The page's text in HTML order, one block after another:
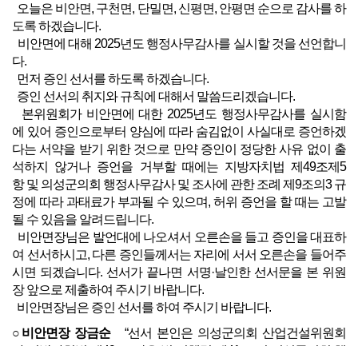
오늘은 비안면, 구천면, 단밀면, 신평면, 안평면 순으로 감사를 하
도록 하겠습니다.
비안면에 대해 2025년도 행정사무감사를 실시할 것을 선언합니
다.
먼저 증인 선서를 하도록 하겠습니다.
증인 선서의 취지와 규칙에 대해서 말씀드리겠습니다.
본위원회가 비안면에 대한 2025년도 행정사무감사를 실시함
에 있어 증인으로부터 양심에 따라 숨김없이 사실대로 증언하겠
다는 서약을 받기 위한 것으로 만약 증인이 정당한 사유 없이 출
석하지 않거나 증언을 거부할 때에는 지방자치법 제49조제5
항 및 의성군의회 행정사무감사 및 조사에 관한 조례 제9조의3 규
정에 따라 과태료가 부과될 수 있으며, 허위 증언을 할 때는 고발
될 수 있음을 알려드립니다.
비안면장님은 발언대에 나오셔서 오른손을 들고 증인을 대표하
여 선서하시고, 다른 증인들께서는 자리에 서서 오른손을 들어주
시면 되겠습니다. 선서가 끝나면 서명·날인한 선서문을 본 위원
장 앞으로 제출하여 주시기 바랍니다.
비안면장님은 증인 선서를 하여 주시기 바랍니다.
○비안면장 장금순“선서 본인은 의성군의회 산업건설위원회
가 지방자치법 제49조, 같은 법 시행령 제41조 및 의성군의회 행